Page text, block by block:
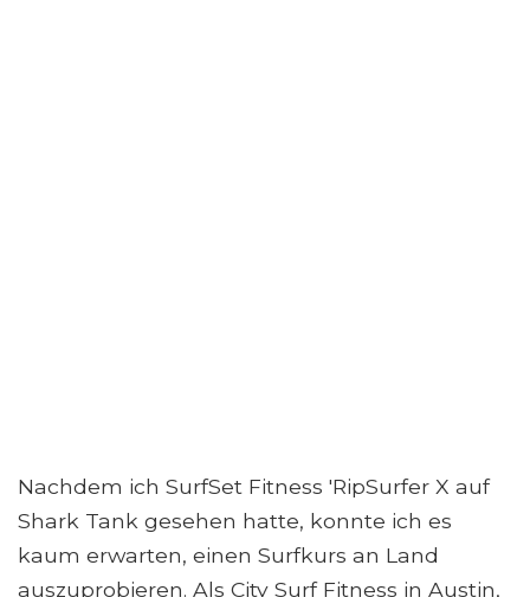
Nachdem ich SurfSet Fitness 'RipSurfer X auf
Shark Tank gesehen hatte, konnte ich es
kaum erwarten, einen Surfkurs an Land
auszuprobieren. Als City Surf Fitness in Austin,